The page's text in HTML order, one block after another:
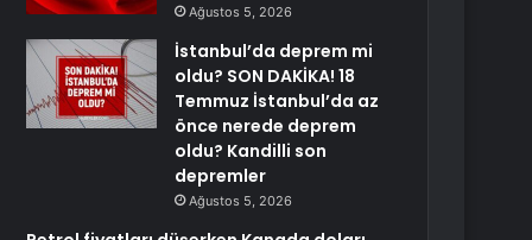
Ağustos 5, 2026
İstanbul’da deprem mi
oldu? SON DAKİKA! 18
Temmuz İstanbul’da az
önce nerede deprem
oldu? Kandilli son
depremler
Ağustos 5, 2026